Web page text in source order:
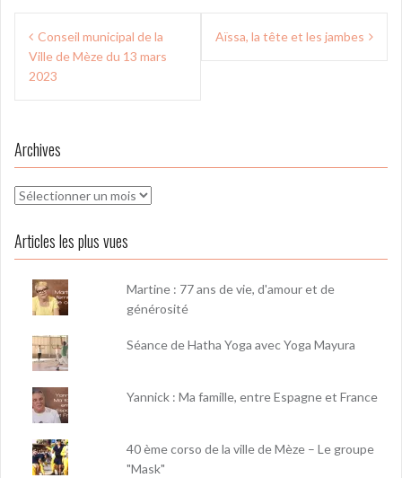
Navigation
de
l’article
Conseil municipal de la
Ville de Mèze du 13 mars
2023
Aïssa, la tête et les jambes
Archives
Archives
Articles les plus vues
Martine : 77 ans de vie, d'amour et de
générosité
Séance de Hatha Yoga avec Yoga Mayura
Yannick : Ma famille, entre Espagne et France
40 ème corso de la ville de Mèze – Le groupe
"Mask"